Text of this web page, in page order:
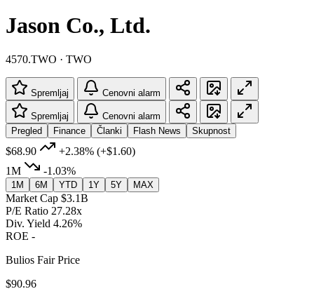
Jason Co., Ltd.
4570.TWO · TWO
Spremljaj Cenovni alarm
Spremljaj
Cenovni alarm
Pregled
Finance Članki Flash News Skupnost
$68.90 +2.38% (+$1.60)
1M
-1.03%
1M 6M YTD 1Y 5Y MAX
Market Cap $3.1B
P/E Ratio 27.28x
Div. Yield 4.26%
ROE -
Bulios Fair Price
$90.96